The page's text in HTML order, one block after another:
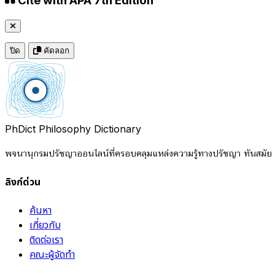
ปิด คัดลอก
PhDict Philosophy Dictionary
พจนานุกรมปรัชญาออนไลน์ที่ครอบคลุมแหล่งความรู้ทางปรัชญา ทันสมัย
ลิงก์ด่วน
ค้นหา
เกี่ยวกับ
ติดต่อเรา
คณะผู้จัดทำ